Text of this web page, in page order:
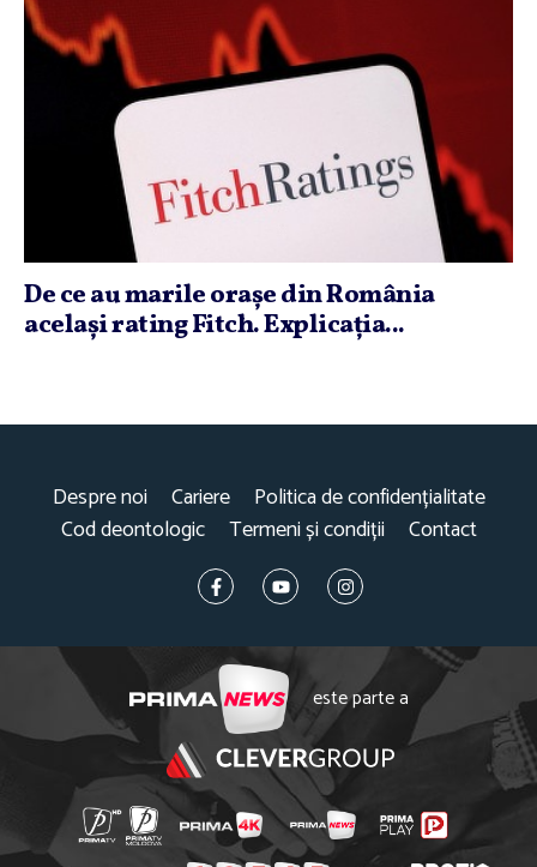
De ce au marile oraşe din România
acelaşi rating Fitch. Explicaţia...
Despre noi Cariere
Politica de confidențialitate
Cod deontologic
Termeni și condiții Contact
este parte a